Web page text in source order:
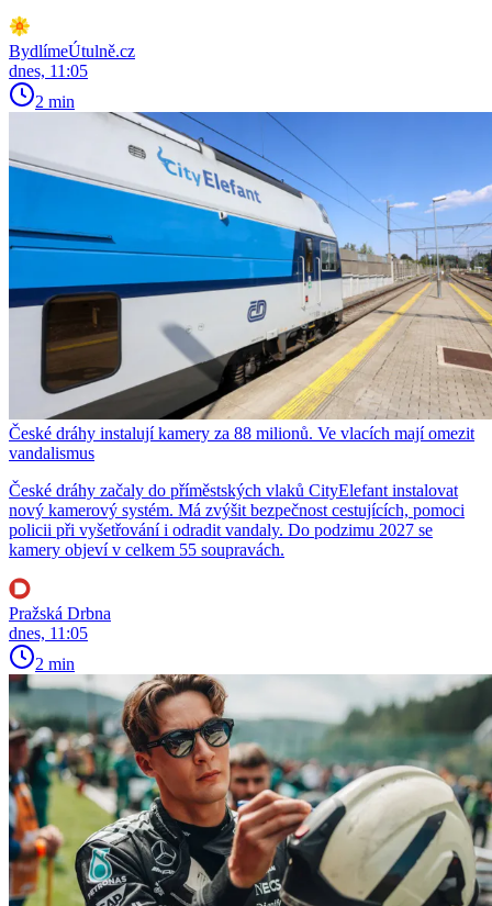
BydlímeÚtulně.cz
dnes, 11:05
2 min
České dráhy instalují kamery za 88 milionů. Ve vlacích mají omezit
vandalismus
České dráhy začaly do příměstských vlaků CityElefant instalovat
nový kamerový systém. Má zvýšit bezpečnost cestujících, pomoci
policii při vyšetřování i odradit vandaly. Do podzimu 2027 se
kamery objeví v celkem 55 soupravách.
Pražská Drbna
dnes, 11:05
2 min